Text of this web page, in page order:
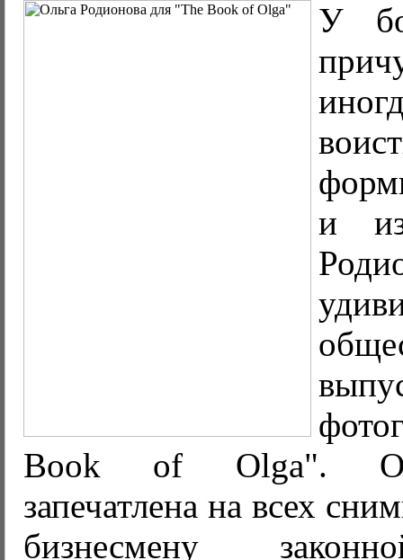
У
и
Book of Olga".
запечатлена на всех
бизнесмену